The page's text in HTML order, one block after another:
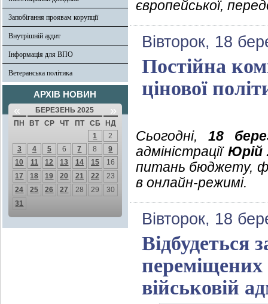
Запобігання проявам корупції
Внутрішній аудит
Інформація для ВПО
Ветеранська політика
АРХІВ НОВИН
« БЕРЕЗЕНЬ 2025 »
ПН ВТ СР ЧТ ПТ СБ
НД
1
2
3
4 5 6 7 8
9
10
11 12 13 14 15
16
17
18 19 20 21 22
23
24
25 26 27 28 29
30
31
європейської,
Вівторок, 18
Постійна
цінової
Сьогодні, 18
адміністрації Юрій
питань бюджету,
в онлайн-режимі.
Вівторок, 18
Відбудеться
переміщених
військовій